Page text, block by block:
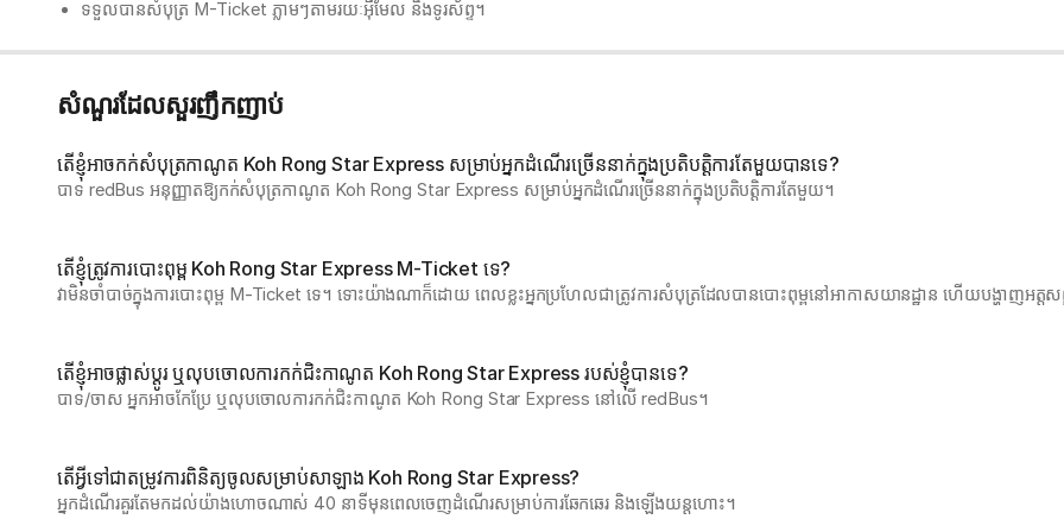
ទទួលបានសំបុត្រ M-Ticket ភ្លាមៗតាមរយៈអ៊ីមែល និងទូរស័ព្ទ។
សំណួរដែលសួរញឹកញាប់
តើខ្ញុំអាចកក់សំបុត្រកាណូត Koh Rong Star Express សម្រាប់អ្នកដំណើរច្រើននាក់ក្នុងប្រតិបត្តិការតែមួយបានទេ?
បាទ redBus អនុញ្ញាតឱ្យកក់សំបុត្រកាណូត Koh Rong Star Express សម្រាប់អ្នកដំណើរច្រើននាក់ក្នុងប្រតិបត្តិការតែមួយ។
តើខ្ញុំត្រូវការបោះពុម្ព Koh Rong Star Express M-Ticket ទេ?
វាមិនចាំបាច់ក្នុងការបោះពុម្ព M-Ticket ទេ។ ទោះយ៉ាងណាក៏ដោយ ពេលខ្លះអ្នកប្រហែលជាត្រូវការសំបុត្រដែលបានបោះពុម្ពនៅអាកាសយានដ្ឋាន ហើយបង្ហាញ
តើខ្ញុំអាចផ្លាស់ប្តូរ ឬលុបចោលការកក់ជិះកាណូត Koh Rong Star Express របស់ខ្ញុំបានទេ?
បាទ/ចាស អ្នកអាចកែប្រែ ឬលុបចោលការកក់ជិះកាណូត Koh Rong Star Express នៅលើ redBus។
តើ​អ្វី​ទៅ​ជា​តម្រូវ​ការ​ពិនិត្យ​ចូល​សម្រាប់​សាឡាង Koh Rong Star Express?
អ្នកដំណើរគួរតែមកដល់យ៉ាងហោចណាស់ 40 នាទីមុនពេលចេញដំណើរសម្រាប់ការឆែកឆេរ និងឡើងយន្តហោះ។